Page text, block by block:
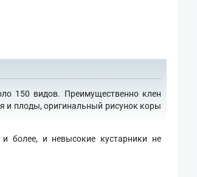
150 видов. Преимущественно клен
и плоды, оригинальный рисунок коры
более, и невысокие кустарники не